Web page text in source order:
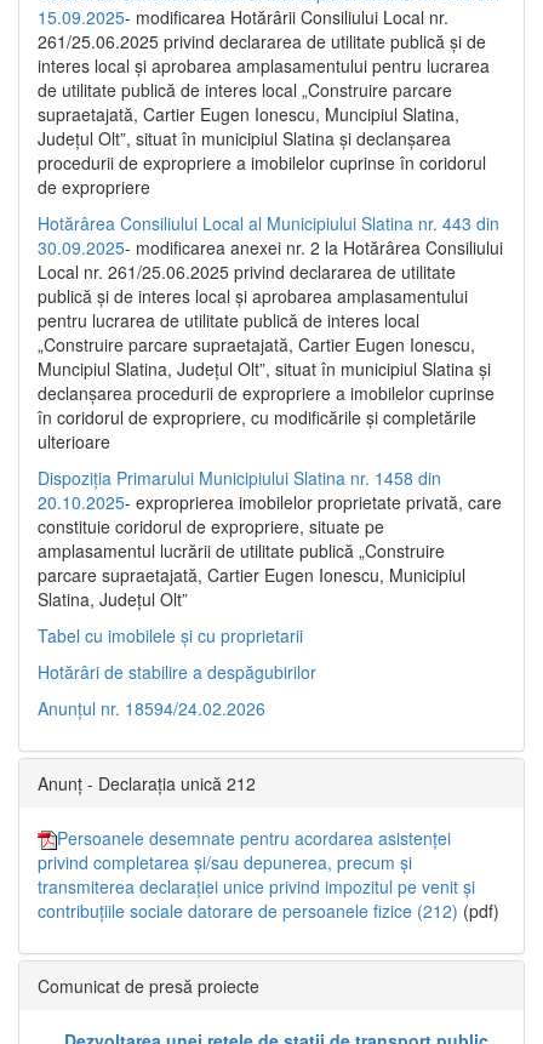
15.09.2025- modificarea Hotărârii Consiliului Local nr.
261/25.06.2025 privind declararea de utilitate publică și de
interes local și aprobarea amplasamentului pentru lucrarea
de utilitate publică de interes local „Construire parcare
supraetajată, Cartier Eugen Ionescu, Muncipiul Slatina,
Județul Olt”, situat în municipiul Slatina și declanșarea
procedurii de expropriere a imobilelor cuprinse în coridorul
de expropriere
Hotărârea Consiliului Local al Municipiului Slatina nr. 443 din
30.09.2025- modificarea anexei nr. 2 la Hotărârea Consiliului
Local nr. 261/25.06.2025 privind declararea de utilitate
publică şi de interes local şi aprobarea amplasamentului
pentru lucrarea de utilitate publică de interes local
„Construire parcare supraetajată, Cartier Eugen Ionescu,
Muncipiul Slatina, Judeţul Olt”, situat în municipiul Slatina şi
declanşarea procedurii de expropriere a imobilelor cuprinse
în coridorul de expropriere, cu modificările şi completările
ulterioare
Dispoziția Primarului Municipiului Slatina nr. 1458 din
20.10.2025- exproprierea imobilelor proprietate privată, care
constituie coridorul de expropriere, situate pe
amplasamentul lucrării de utilitate publică „Construire
parcare supraetajată, Cartier Eugen Ionescu, Municipiul
Slatina, Județul Olt”
Tabel cu imobilele și cu proprietarii
Hotărâri de stabilire a despăgubirilor
Anunțul nr. 18594/24.02.2026
Anunț - Declarația unică 212
Persoanele desemnate pentru acordarea asistenței
privind completarea și/sau depunerea, precum și
transmiterea declarației unice privind impozitul pe venit și
contribuțiile sociale datorare de persoanele fizice (212) (pdf)
Comunicat de presă proiecte